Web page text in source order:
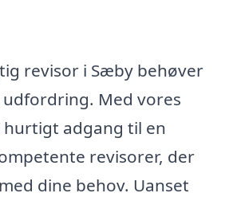
revisor i Sæby behøver
Med vores
adgang til en
revisorer, der
dine behov. Uanset